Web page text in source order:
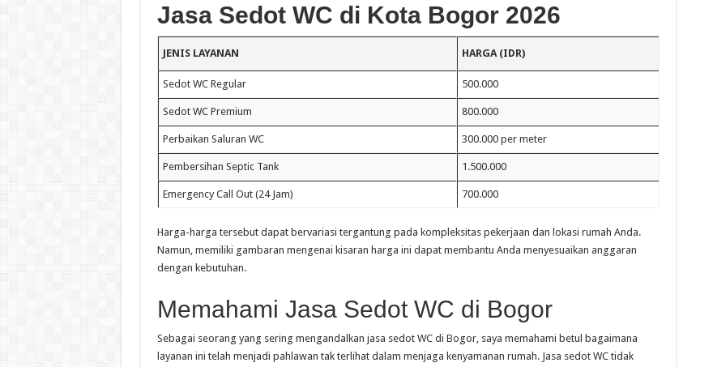
Jasa Sedot WC di Kota Bogor 2026
JENIS LAYANAN HARGA (IDR)
Sedot WC Regular 500.000
Sedot WC Premium 800.000
Perbaikan Saluran WC 300.000 per meter
Pembersihan Septic Tank 1.500.000
Emergency Call Out (24 Jam) 700.000
Harga-harga tersebut dapat bervariasi tergantung pada kompleksitas pekerjaan dan lokasi rumah Anda.
Namun, memiliki gambaran mengenai kisaran harga ini dapat membantu Anda menyesuaikan anggaran
dengan kebutuhan.
Memahami Jasa Sedot WC di Bogor
Sebagai seorang yang sering mengandalkan jasa sedot WC di Bogor, saya memahami betul bagaimana
layanan ini telah menjadi pahlawan tak terlihat dalam menjaga kenyamanan rumah. Jasa sedot WC tidak